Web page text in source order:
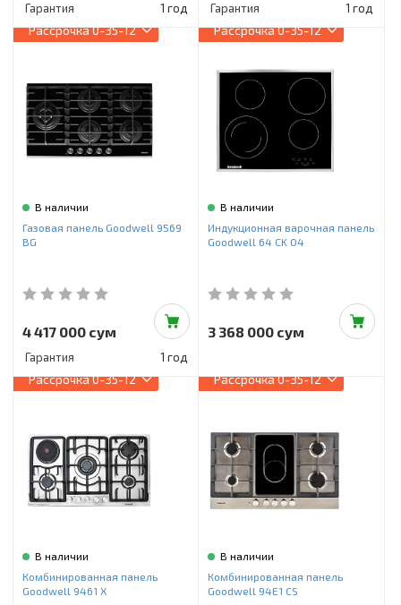
Гарантия 1 год Гарантия 1 год
Рассрочка0-35-12
В наличии
Газовая панель Goodwell 9569
BG
4 417 000 сум
Гарантия 1 год
Рассрочка0-35-12
В наличии
Индукционная варочная панель
Goodwell 64 CK 04
3 368 000 сум
Рассрочка0-35-12
В наличии
Комбинированная панель
Goodwell 9461 X
Рассрочка0-35-12
В наличии
Комбинированная панель
Goodwell 94E1 CS